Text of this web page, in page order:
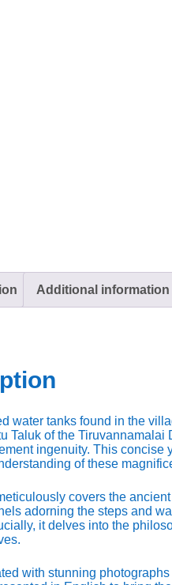
Additional information
water tanks found in the
Taluk of the Tiruvannamalai
ingenuity. This concise
of these
covers the
adorning the steps and
it delves into the
with stunning